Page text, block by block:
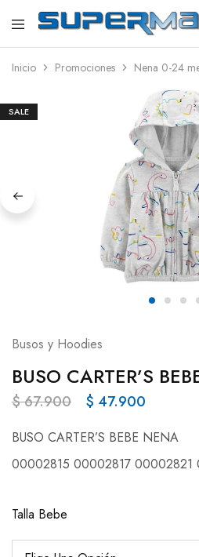
SuperMarkas
Ropa
con
Inicio Promociones Nena 0-24
SALE
Busos y Hoodies
BUSO CARTER’S
$67.900 $ 47.900
BUSO CARTER’S BEBE NENA
00002815 00002817 00002821
Talla Bebe